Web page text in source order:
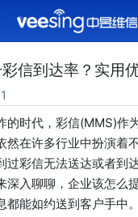
信到达率？实用
的时代，彩信(MMS)作
然在许多行业中扮演着
过彩信无法送达或者到
深入聊聊，企业该怎么
能如约送到客户手中。